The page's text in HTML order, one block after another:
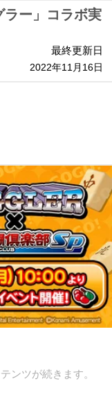
ラー」コラボ実
最終更新日
2022年11月16日
ンツが続きます。